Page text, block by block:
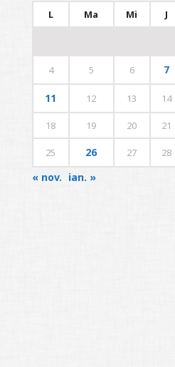
L Ma Mi J
4 5 6 7
11 12 13 14
18 19 20 21
25 26 27 28
« nov. ian. »